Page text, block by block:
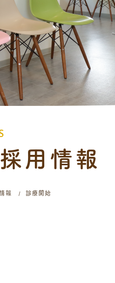
用情報
報 診療開始